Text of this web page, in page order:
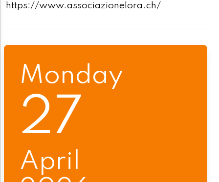
https://www.associazionelora.ch/
Monday
27
April